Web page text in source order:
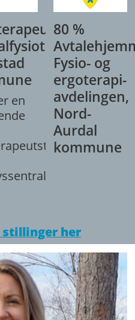
en
80 %
Fysio- og
ergoterapi-
avdelingen,
Nord-
Aurdal
kommune
stillinger her